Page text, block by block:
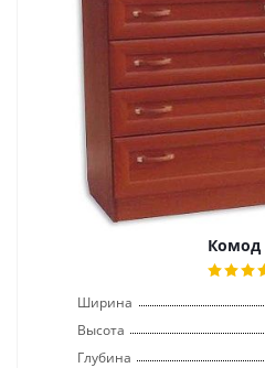
Ширина
Высота
Глубина